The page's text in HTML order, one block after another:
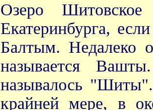
Озеро
Екатеринбурга,
Балтым. Недалеко
называется
называлось
крайней мере, в